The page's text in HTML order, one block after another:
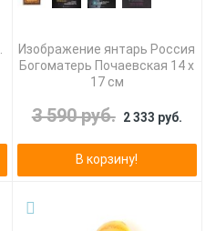
Изображение янтарь Россия
Богоматерь Почаевская 14 х
17 см
3 590 руб. 2 333 руб.
В корзину!